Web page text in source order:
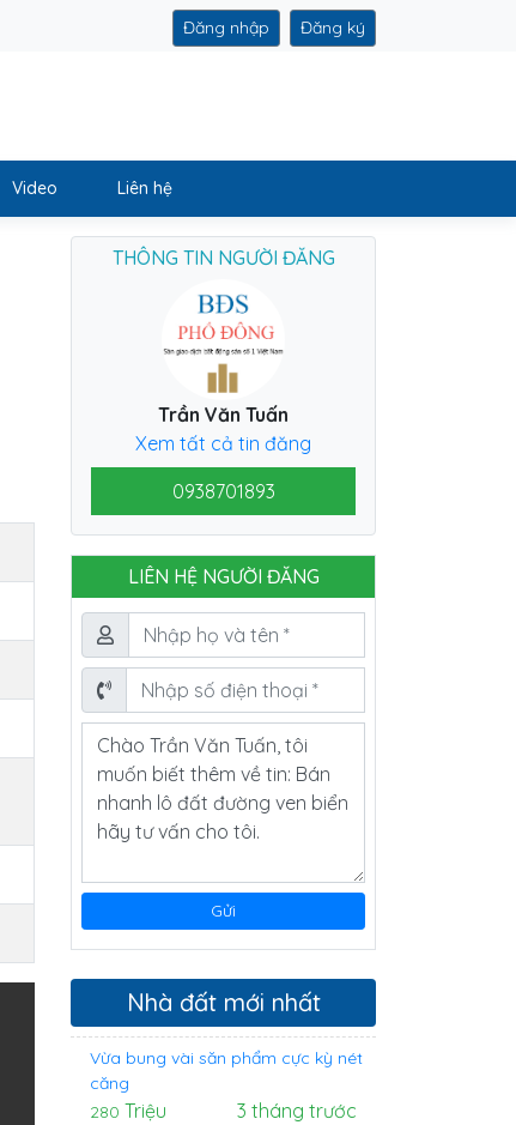
Đăng nhập Đăng ký
Video Liên hệ
THÔNG TIN NGƯỜI ĐĂNG
Trần Văn Tuấn
Xem tất cả tin đăng
0938701893
LIÊN HỆ NGƯỜI ĐĂNG
Nhà đất mới nhất
Vừa bung vài săn phẩm cực kỳ nét
căng
280 Triệu 3 tháng trước